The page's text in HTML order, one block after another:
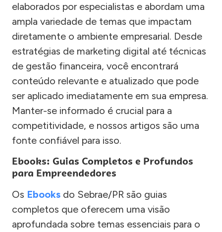
elaborados por especialistas e abordam uma
ampla variedade de temas que impactam
diretamente o ambiente empresarial. Desde
estratégias de marketing digital até técnicas
de gestão financeira, você encontrará
conteúdo relevante e atualizado que pode
ser aplicado imediatamente em sua empresa.
Manter-se informado é crucial para a
competitividade, e nossos artigos são uma
fonte confiável para isso.
Ebooks: Guias Completos e Profundos
para Empreendedores
Os Ebooks do Sebrae/PR são guias
completos que oferecem uma visão
aprofundada sobre temas essenciais para o